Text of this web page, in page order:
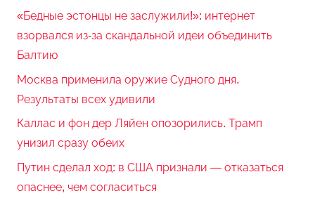
«Бедные эстонцы не заслужили!»: интернет
взорвался из-за скандальной идеи объединить
Балтию
Москва применила оружие Судного дня.
Результаты всех удивили
Каллас и фон дер Ляйен опозорились. Трамп
унизил сразу обеих
Путин сделал ход: в США признали — отказаться
опаснее, чем согласиться